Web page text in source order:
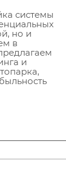
системы
но и
в
и